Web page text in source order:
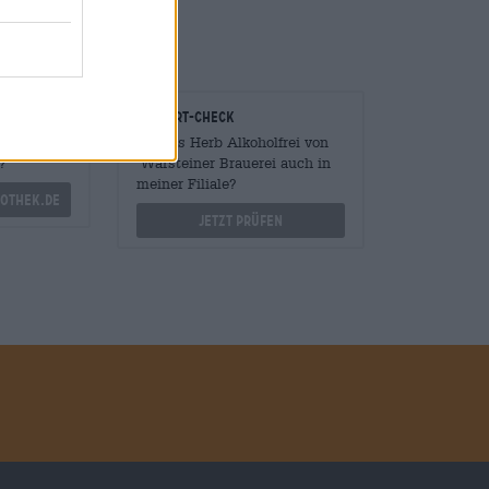
Vor-Ort-Check
Gibt es Herb Alkoholfrei von
Warsteiner Brauerei auch in
meiner Filiale?
Jetzt prüfen